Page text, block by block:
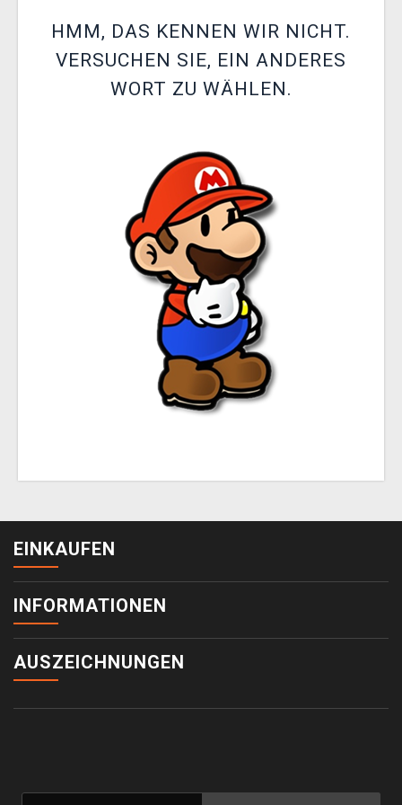
XZONE CLUB
HMM, DAS KENNEN WIR NICHT.
VERSUCHEN SIE, EIN ANDERES
WORT ZU WÄHLEN.
EINKAUFEN
INFORMATIONEN
AUSZEICHNUNGEN